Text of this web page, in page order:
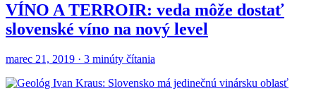
VÍNO A TERROIR: veda môže dostať
slovenské víno na nový level
marec 21, 2019 · 3 minúty čítania